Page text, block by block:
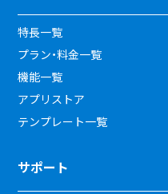
特長一覧
プラン・料金一覧
機能一覧
アプリストア
テンプレート一覧
サポート